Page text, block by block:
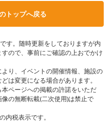
トップへ戻る
す。随時更新をしておりますが内
ので、事前にご確認の上おでかけ
り、イベントの開催情報、施設の
は変更になる場合があります。
ページへの掲載の許諾をいただ
の無断転載(二次使用)は禁止で
税表示です。